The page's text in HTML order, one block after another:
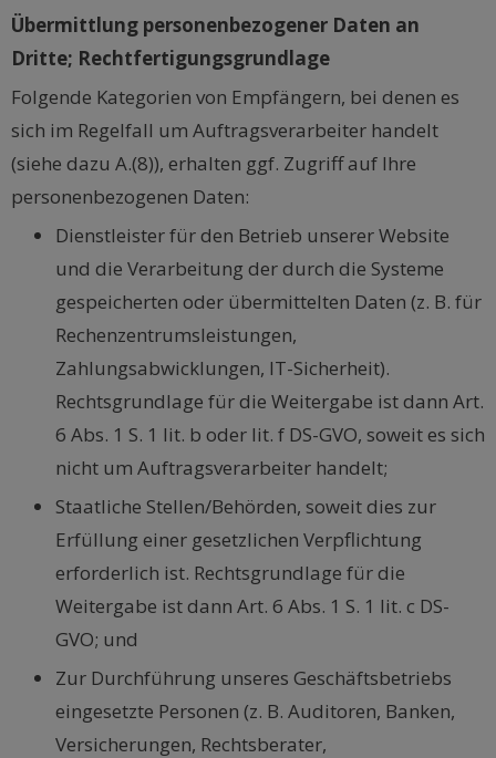
Übermittlung personenbezogener Daten an
Dritte; Rechtfertigungsgrundlage
Folgende Kategorien von Empfängern, bei denen es
sich im Regelfall um Auftragsverarbeiter handelt
(siehe dazu A.(8)), erhalten ggf. Zugriff auf Ihre
personenbezogenen Daten:
Dienstleister für den Betrieb unserer Website
und die Verarbeitung der durch die Systeme
gespeicherten oder übermittelten Daten (z. B. für
Rechenzentrumsleistungen,
Zahlungsabwicklungen, IT-Sicherheit).
Rechtsgrundlage für die Weitergabe ist dann Art.
6 Abs. 1 S. 1 lit. b oder lit. f DS-GVO, soweit es sich
nicht um Auftragsverarbeiter handelt;
Staatliche Stellen/Behörden, soweit dies zur
Erfüllung einer gesetzlichen Verpflichtung
erforderlich ist. Rechtsgrundlage für die
Weitergabe ist dann Art. 6 Abs. 1 S. 1 lit. c DS-
GVO; und
Zur Durchführung unseres Geschäftsbetriebs
eingesetzte Personen (z. B. Auditoren, Banken,
Versicherungen, Rechtsberater,